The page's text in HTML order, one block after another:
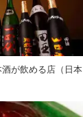
が飲める店（日本